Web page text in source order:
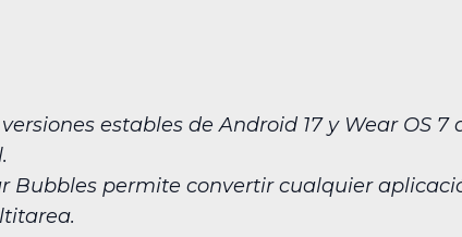
estables de Android 17 y Wear OS
Bubbles permite convertir cualquier